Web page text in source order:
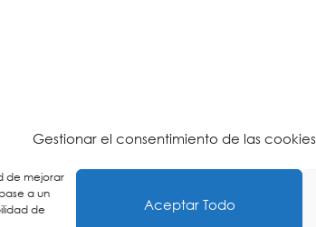
Gestionar el consentimiento de las cookies
de mejorar
a un
de
Aceptar Todo
Política de Privacidad-Aviso Legal